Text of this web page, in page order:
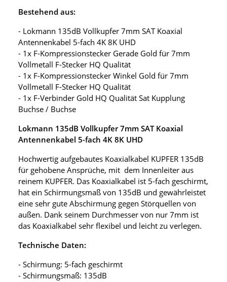
Bestehend aus:
- Lokmann 135dB Vollkupfer 7mm SAT Koaxial
Antennenkabel 5-fach 4K 8K UHD
- 1x F-Kompressionstecker Gerade Gold für 7mm
Vollmetall F-Stecker HQ Qualität
- 1x F-Kompressionstecker Winkel Gold für 7mm
Vollmetall F-Stecker HQ Qualität
- 1x F-Verbinder Gold HQ Qualität Sat Kupplung
Buchse / Buchse
Lokmann 135dB Vollkupfer 7mm SAT Koaxial
Antennenkabel 5-fach 4K 8K UHD
Hochwertig aufgebautes Koaxialkabel KUPFER 135dB
für gehobene Ansprüche, mit dem Innenleiter aus
reinem KUPFER. Das Koaxialkabel ist 5-fach geschirmt,
hat ein Schirmungsmaß von 135dB und gewährleistet
eine sehr gute Abschirmung gegen Störquellen von
außen. Dank seinem Durchmesser von nur 7mm ist
das Koaxialkabel sehr flexibel und leicht zu verlegen.
Technische Daten:
- Schirmung: 5-fach geschirmt
- Schirmungsmaß: 135dB